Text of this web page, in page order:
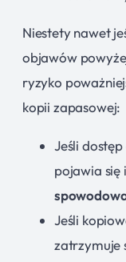
Niestety nawet
objawów
ryzyko
kopii zapasowej:
Jeśli
pojawia się
Jeśli
zatrzymuje